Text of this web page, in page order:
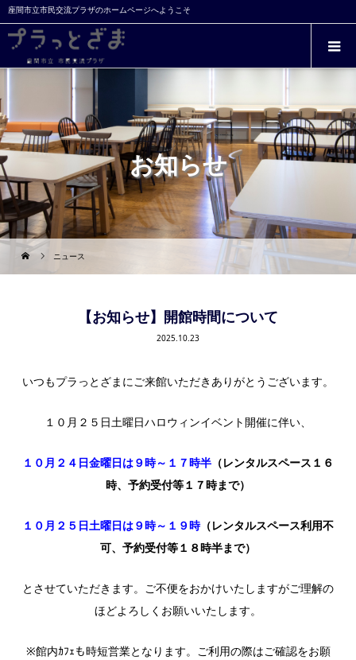
座間市立市民交流プラザのホームページへようこそ
お知らせ
ニュース
【お知らせ】開館時間について
2025.10.23
いつもプラっとざまにご来館いただきありがとうございます。
１０月２５日土曜日ハロウィンイベント開催に伴い、
１０月２４日金曜日は９時～１７時半 （レンタルスペース１６
時、予約受付等１７時まで）
１０月２５日土曜日は９時～１９時（レンタルスペース利用不
可、予約受付等１８時半まで）
とさせていただきます。ご不便をおかけいたしますがご理解の
ほどよろしくお願いいたします。
※館内ｶﾌｪも時短営業となります。ご利用の際はご確認をお願